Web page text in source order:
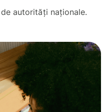
autorități naționale.